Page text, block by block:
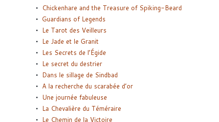
Chickenhare and the Treasure of Spiking-Beard
Guardians of Legends
Le Tarot des Veilleurs
Le Jade et le Granit
Les Secrets de l’Égide
Le secret du destrier
Dans le sillage de Sindbad
A la recherche du scarabée d’or
Une journée fabuleuse
La Chevalière du Téméraire
Le Chemin de la Victoire